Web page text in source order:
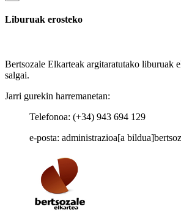
Liburuak erosteko
Bertsozale Elkarteak argitaratutako liburuak
salgai.
Jarri gurekin harremanetan:
Telefonoa: (+34) 943 694 129
e-posta: administrazioa[a